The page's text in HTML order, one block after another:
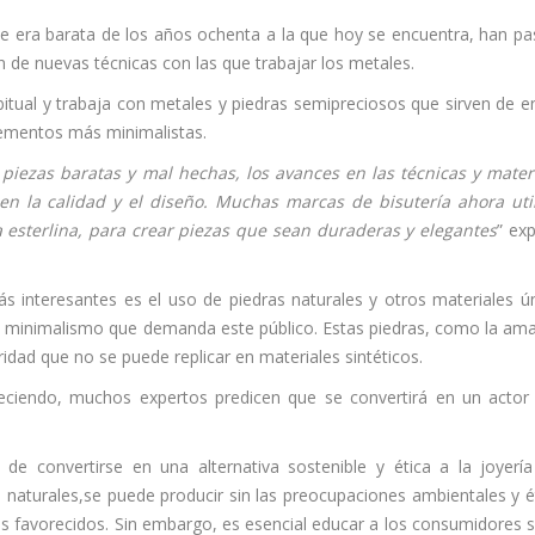
era barata de los años ochenta a la que hoy se encuentra, han
nuevas técnicas con las que trabajar los metales.
y trabaja con metales y piedras semipreciosos que sirven de
más minimalistas.
baratas y mal hechas, los avances en las técnicas y
la calidad y el diseño. Muchas marcas de bisutería ahora
para crear piezas que sean duraderas y elegantes”
interesantes es el uso de piedras naturales y otros materiales
que demanda este público. Estas piedras, como la
que no se puede replicar en materiales sintéticos.
muchos expertos predicen que se convertirá en un
convertirse en una alternativa sostenible y ética a la
puede producir sin las preocupaciones ambientales y
favorecidos. Sin embargo, es esencial educar a los consumidores